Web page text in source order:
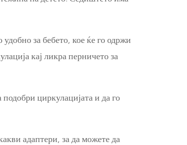
за бебето, кое ќе го одржи
кај ликра перничето за
циркулацијата и да го
адаптери, за да можете да